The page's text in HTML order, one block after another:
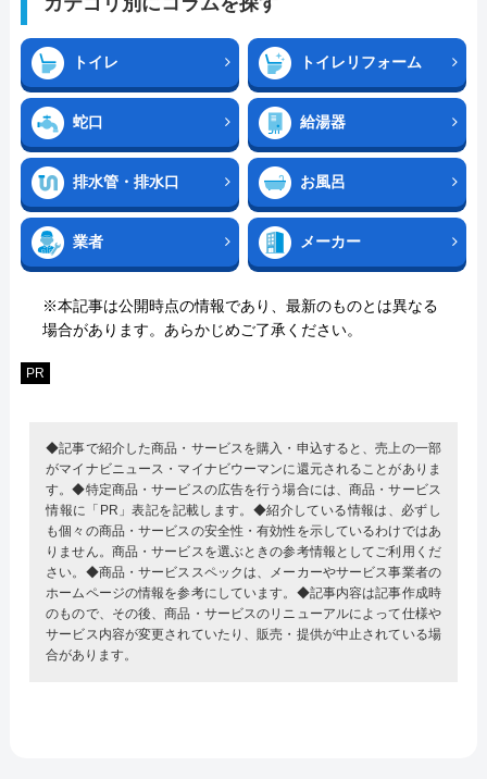
トイレ トイレリフォーム
蛇口 給湯器
排水管・排水口 お風呂
業者 メーカー
※本記事は公開時点の情報であり、最新のものとは異なる
場合があります。あらかじめご了承ください。
PR
◆記事で紹介した商品・サービスを購入・申込すると、売上の一部
がマイナビニュース・マイナビウーマンに還元されることがありま
す。◆特定商品・サービスの広告を行う場合には、商品・サービス
情報に「PR」表記を記載します。◆紹介している情報は、必ずし
も個々の商品・サービスの安全性・有効性を示しているわけではあ
りません。商品・サービスを選ぶときの参考情報としてご利用くだ
さい。◆商品・サービススペックは、メーカーやサービス事業者の
ホームページの情報を参考にしています。◆記事内容は記事作成時
のもので、その後、商品・サービスのリニューアルによって仕様や
サービス内容が変更されていたり、販売・提供が中止されている場
合があります。